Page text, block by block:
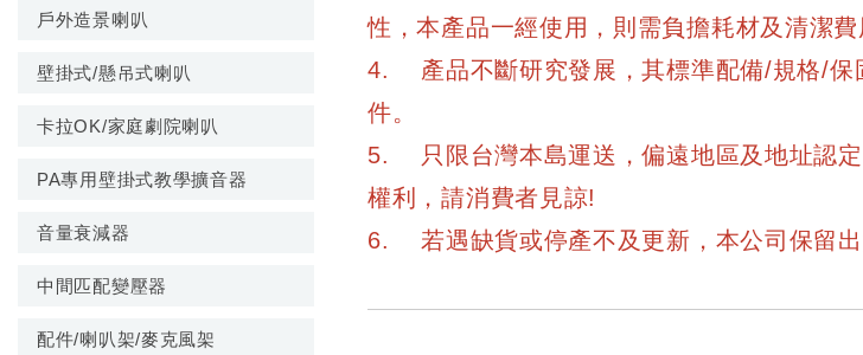
戶外造景喇叭
壁掛式/懸吊式喇叭
卡拉OK/家庭劇院喇叭
PA專用壁掛式教學擴音器
音量衰減器
中間匹配變壓器
配件/喇叭架/麥克風架
性，本產品一經使用，則需負擔耗材及清潔
4. 產品不斷研究發展，其標準配備/規格/保
件。
5. 只限台灣本島運送，偏遠地區及地址認定
權利，請消費者見諒!
6. 若遇缺貨或停產不及更新，本公司保留